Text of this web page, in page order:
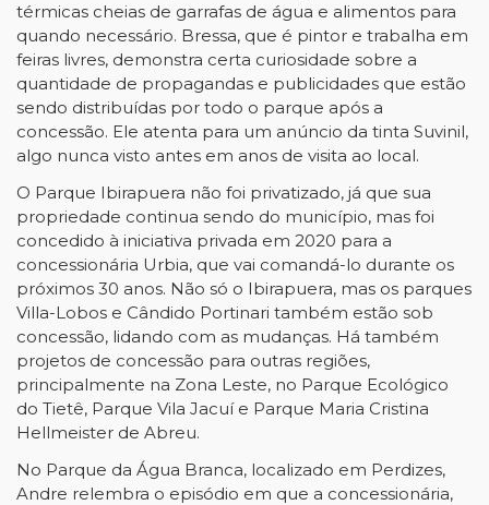
térmicas cheias de garrafas de água e alimentos para
quando necessário. Bressa, que é pintor e trabalha em
feiras livres, demonstra certa curiosidade sobre a
quantidade de propagandas e publicidades que estão
sendo distribuídas por todo o parque após a
concessão. Ele atenta para um anúncio da tinta Suvinil,
algo nunca visto antes em anos de visita ao local.
O Parque Ibirapuera não foi privatizado, já que sua
propriedade continua sendo do município, mas foi
concedido à iniciativa privada em 2020 para a
concessionária Urbia, que vai comandá-lo durante os
próximos 30 anos. Não só o Ibirapuera, mas os parques
Villa-Lobos e Cândido Portinari também estão sob
concessão, lidando com as mudanças. Há também
projetos de concessão para outras regiões,
principalmente na Zona Leste, no Parque Ecológico
do Tietê, Parque Vila Jacuí e Parque Maria Cristina
Hellmeister de Abreu.
No Parque da Água Branca, localizado em Perdizes,
Andre relembra o episódio em que a concessionária,